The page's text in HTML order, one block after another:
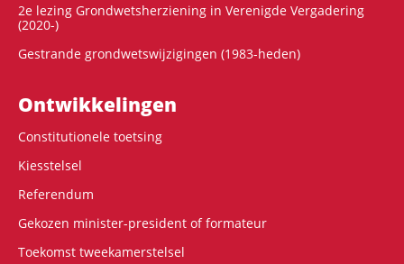
2e lezing Grondwetsherziening in Verenigde Vergadering
(2020-)
Gestrande grondwetswijzigingen (1983-heden)
Ontwikke­lingen
Constitutionele toetsing
Kiesstelsel
Referendum
Gekozen minister-president of formateur
Toekomst tweekamerstelsel